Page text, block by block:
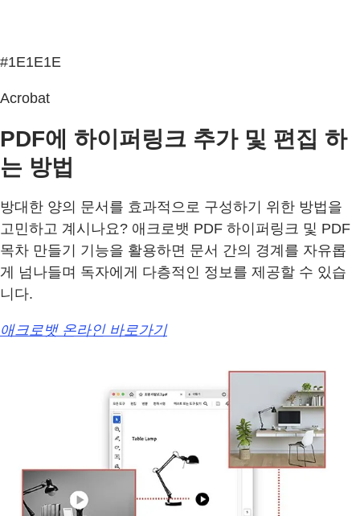
#1E1E1E
Acrobat
PDF에 하이퍼링크 추가 및 편집 하
는 방법
방대한 양의 문서를 효과적으로 구성하기 위한 방법을
고민하고 계시나요? 애크로뱃 PDF 하이퍼링크 및 PDF
목차 만들기 기능을 활용하면 문서 간의 경계를 자유롭
게 넘나들며 독자에게 다층적인 정보를 제공할 수 있습
니다.
애크로뱃 온라인 바로가기